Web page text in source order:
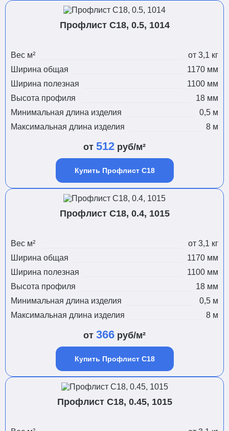
Профлист С18, 0.5, 1014
Вес м²
от 3,1 кг
Ширина общая
1170 мм
Ширина полезная
1100 мм
Высота профиля
18 мм
Минимальная длина изделия
0,5 м
Максимальная длина изделия
8 м
от 512 руб/м²
Купить Профлист С18
Профлист С18, 0.4, 1015
Вес м²
от 3,1 кг
Ширина общая
1170 мм
Ширина полезная
1100 мм
Высота профиля
18 мм
Минимальная длина изделия
0,5 м
Максимальная длина изделия
8 м
от 366 руб/м²
Купить Профлист С18
Профлист С18, 0.45, 1015